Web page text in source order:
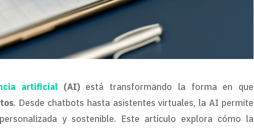
artificial(AI)está transformando la forma en que
. Desde chatbots hasta asistentes virtuales, la AI permite
y sostenible. Este artículo explora cómo la